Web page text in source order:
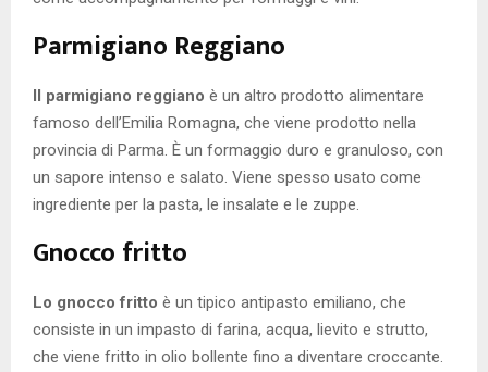
Parmigiano Reggiano
Il parmigiano reggiano è un altro prodotto alimentare
famoso dell’Emilia Romagna, che viene prodotto nella
provincia di Parma. È un formaggio duro e granuloso, con
un sapore intenso e salato. Viene spesso usato come
ingrediente per la pasta, le insalate e le zuppe.
Gnocco fritto
Lo gnocco fritto è un tipico antipasto emiliano, che
consiste in un impasto di farina, acqua, lievito e strutto,
che viene fritto in olio bollente fino a diventare croccante.